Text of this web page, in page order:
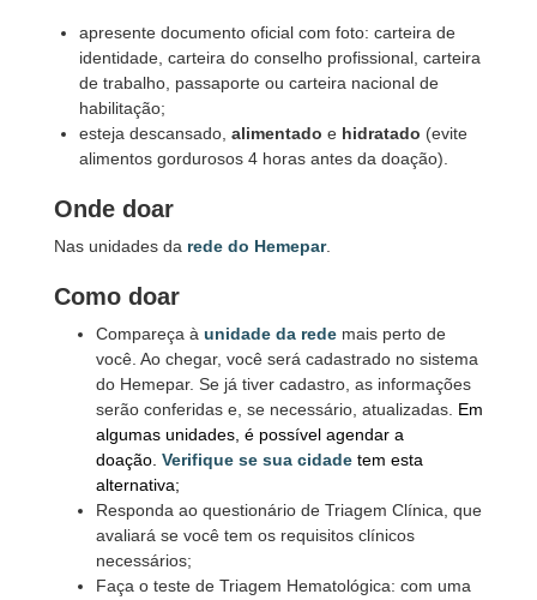
apresente documento oficial com foto: carteira de
identidade, carteira do conselho profissional, carteira
de trabalho, passaporte ou carteira nacional de
habilitação;
esteja descansado,alimentado e hidratado (evite
alimentos gordurosos 4 horas antes da doação).
Onde doar
Nas unidades da rede do Hemepar.
Como doar
Compareça à unidade da rede mais perto de
você. Ao chegar, você será cadastrado no sistema
do Hemepar. Se já tiver cadastro, as informações
serão conferidas e, se necessário, atualizadas. Em
algumas unidades, é possível agendar a
doação. Verifique se sua cidade tem esta
alternativa;
Responda ao questionário de Triagem Clínica, que
avaliará se você tem os requisitos clínicos
necessários;
Faça o teste de Triagem Hematológica: com uma